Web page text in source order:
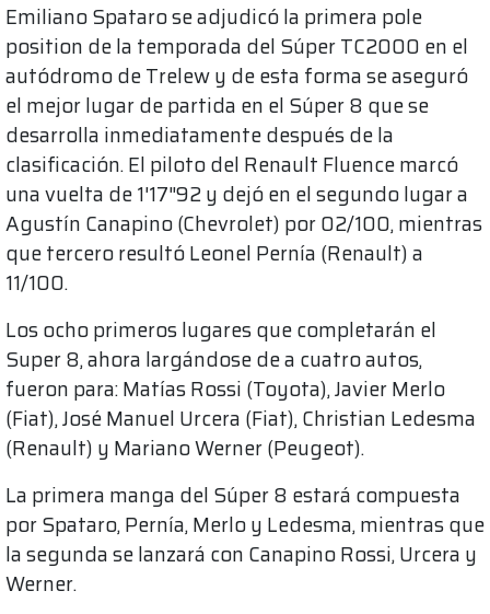
Emiliano Spataro se adjudicó la primera pole
position de la temporada del Súper TC2000 en el
autódromo de Trelew y de esta forma se aseguró
el mejor lugar de partida en el Súper 8 que se
desarrolla inmediatamente después de la
clasificación. El piloto del Renault Fluence marcó
una vuelta de 1'17"92 y dejó en el segundo lugar a
Agustín Canapino (Chevrolet) por 02/100, mientras
que tercero resultó Leonel Pernía (Renault) a
11/100.
Los ocho primeros lugares que completarán el
Super 8, ahora largándose de a cuatro autos,
fueron para: Matías Rossi (Toyota), Javier Merlo
(Fiat), José Manuel Urcera (Fiat), Christian Ledesma
(Renault) y Mariano Werner (Peugeot).
La primera manga del Súper 8 estará compuesta
por Spataro, Pernía, Merlo y Ledesma, mientras que
la segunda se lanzará con Canapino Rossi, Urcera y
Werner.